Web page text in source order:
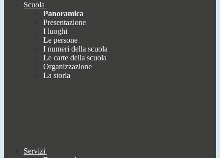
Scuola
Panoramica
Presentazione
I luoghi
Le persone
I numeri della scuola
Le carte della scuola
Organizzazione
La storia
Servizi